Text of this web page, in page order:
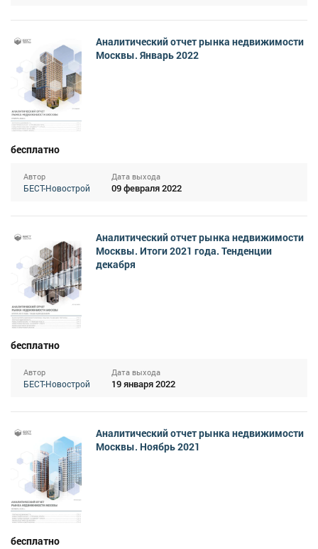
Аналитический отчет рынка недвижимости
Москвы. Январь 2022
бесплатно
Автор
БЕСТ-Новострой
Дата выхода
09 февраля 2022
Аналитический отчет рынка недвижимости
Москвы. Итоги 2021 года. Тенденции
декабря
бесплатно
Автор
БЕСТ-Новострой
Дата выхода
19 января 2022
Аналитический отчет рынка недвижимости
Москвы. Ноябрь 2021
бесплатно